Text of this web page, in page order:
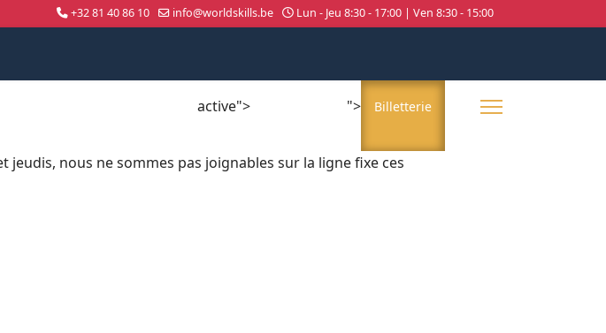
+32 81 40 86 10 info@worldskills.be Lun - Jeu 8:30 - 17:00 | Ven 8:30 - 15:00
active"> "> Billetterie
jeudis, nous ne sommes pas joignables sur la ligne fixe ces